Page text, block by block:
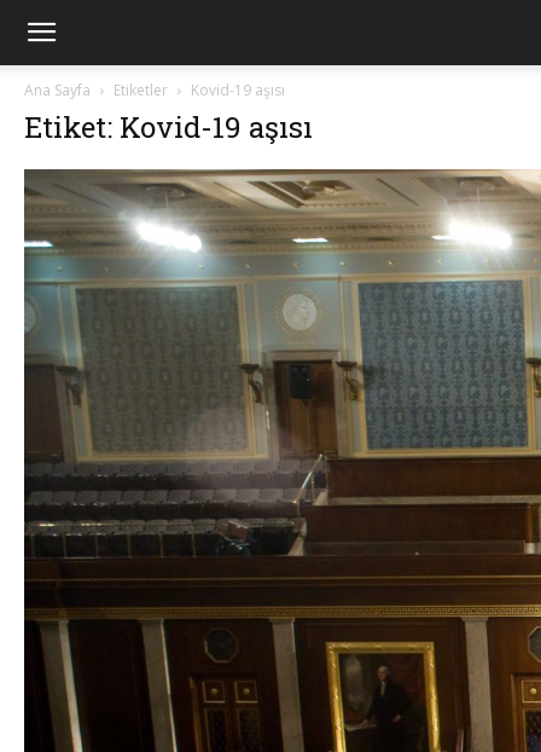
Ana Sayfa Etiketler Kovid-19 aşısı
Etiket: Kovid-19 aşısı